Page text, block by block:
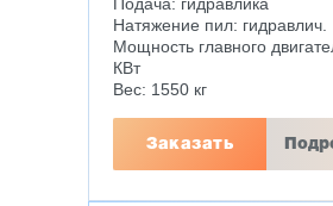
Натяжение пил: гидравлич.
Мощность главного
КВт
Вес: 1550 кг
Заказать